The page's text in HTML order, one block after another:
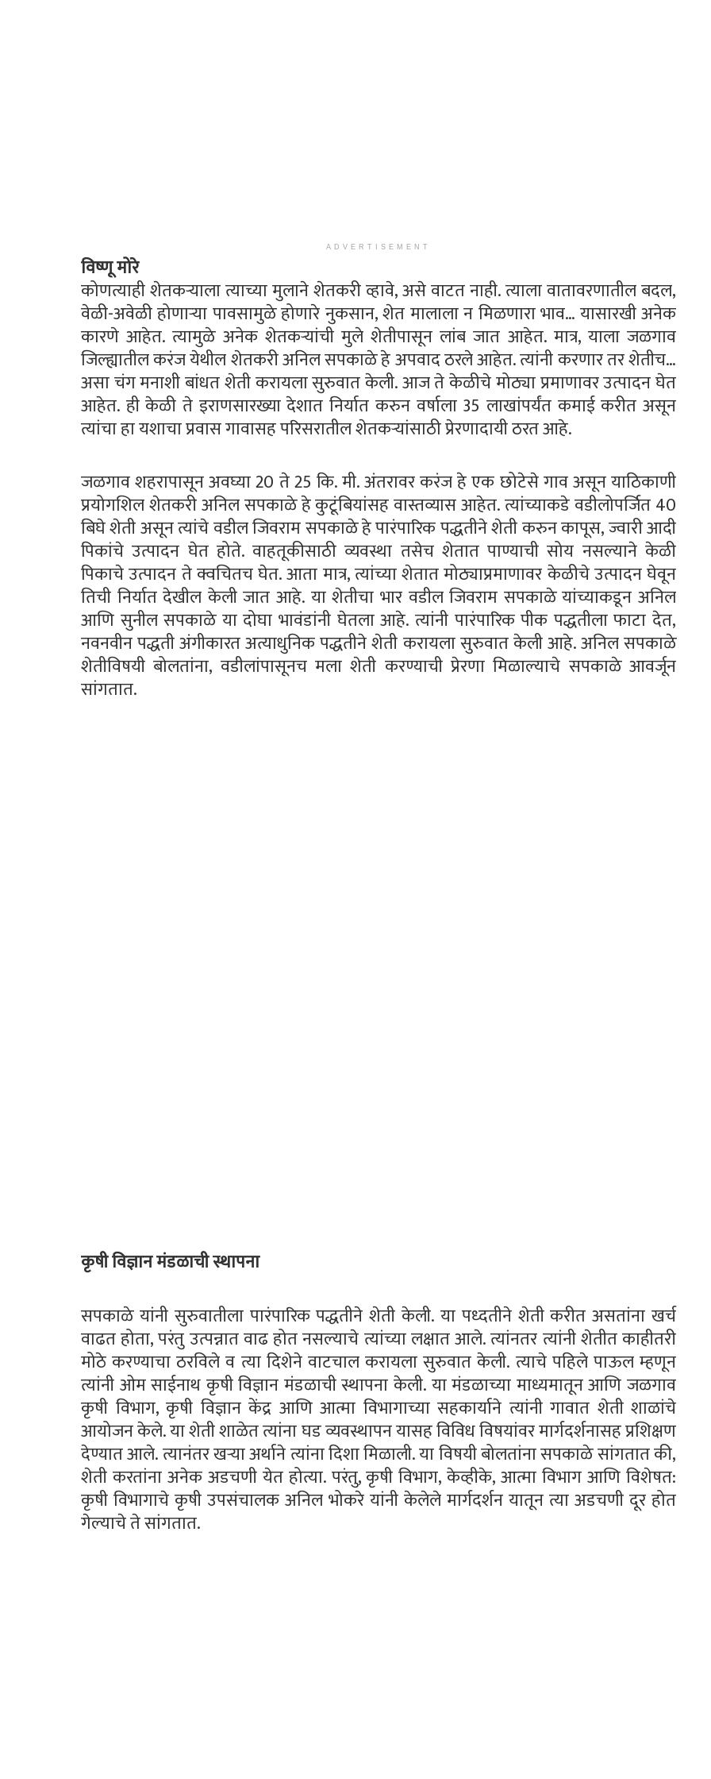
ADVERTISEMENT
विष्णू मोरे
कोणत्याही शेतकर्‍याला त्याच्या मुलाने शेतकरी व्हावे, असे वाटत नाही. त्याला वातावरणातील बदल,
वेळी-अवेळी होणार्‍या पावसामुळे होणारे नुकसान, शेत मालाला न मिळणारा भाव… यासारखी अनेक
कारणे आहेत. त्यामुळे अनेक शेतकर्‍यांची मुले शेतीपासून लांब जात आहेत. मात्र, याला जळगाव
जिल्ह्यातील करंज येथील शेतकरी अनिल सपकाळे हे अपवाद ठरले आहेत. त्यांनी करणार तर शेतीच…
असा चंग मनाशी बांधत शेती करायला सुरुवात केली. आज ते केळीचे मोठ्या प्रमाणावर उत्पादन घेत
आहेत. ही केळी ते इराणसारख्या देशात निर्यात करुन वर्षाला 35 लाखांपर्यंत कमाई करीत असून
त्यांचा हा यशाचा प्रवास गावासह परिसरातील शेतकर्‍यांसाठी प्रेरणादायी ठरत आहे.
जळगाव शहरापासून अवघ्या 20 ते 25 कि. मी. अंतरावर करंज हे एक छोटेसे गाव असून याठिकाणी
प्रयोगशिल शेतकरी अनिल सपकाळे हे कुटूंबियांसह वास्तव्यास आहेत. त्यांच्याकडे वडीलोपर्जित 40
बिघे शेती असून त्यांचे वडील जिवराम सपकाळे हे पारंपारिक पद्धतीने शेती करुन कापूस, ज्वारी आदी
पिकांचे उत्पादन घेत होते. वाहतूकीसाठी व्यवस्था तसेच शेतात पाण्याची सोय नसल्याने केळी
पिकाचे उत्पादन ते क्वचितच घेत. आता मात्र, त्यांच्या शेतात मोठ्याप्रमाणावर केळीचे उत्पादन घेवून
तिची निर्यात देखील केली जात आहे. या शेतीचा भार वडील जिवराम सपकाळे यांच्याकडून अनिल
आणि सुनील सपकाळे या दोघा भावंडांनी घेतला आहे. त्यांनी पारंपारिक पीक पद्धतीला फाटा देत,
नवनवीन पद्धती अंगीकारत अत्याधुनिक पद्धतीने शेती करायला सुरुवात केली आहे. अनिल सपकाळे
शेतीविषयी बोलतांना, वडीलांपासूनच मला शेती करण्याची प्रेरणा मिळाल्याचे सपकाळे आवर्जून
सांगतात.
कृषी विज्ञान मंडळाची स्थापना
सपकाळे यांनी सुरुवातीला पारंपारिक पद्धतीने शेती केली. या पध्दतीने शेती करीत असतांना खर्च
वाढत होता, परंतु उत्पन्नात वाढ होत नसल्याचे त्यांच्या लक्षात आले. त्यांनतर त्यांनी शेतीत काहीतरी
मोठे करण्याचा ठरविले व त्या दिशेने वाटचाल करायला सुरुवात केली. त्याचे पहिले पाऊल म्हणून
त्यांनी ओम साईनाथ कृषी विज्ञान मंडळाची स्थापना केली. या मंडळाच्या माध्यमातून आणि जळगाव
कृषी विभाग, कृषी विज्ञान केंद्र आणि आत्मा विभागाच्या सहकार्याने त्यांनी गावात शेती शाळांचे
आयोजन केले. या शेती शाळेत त्यांना घड व्यवस्थापन यासह विविध विषयांवर मार्गदर्शनासह प्रशिक्षण
देण्यात आले. त्यानंतर खर्‍या अर्थाने त्यांना दिशा मिळाली. या विषयी बोलतांना सपकाळे सांगतात की,
शेती करतांना अनेक अडचणी येत होत्या. परंतु, कृषी विभाग, केव्हीके, आत्मा विभाग आणि विशेषत:
कृषी विभागाचे कृषी उपसंचालक अनिल भोकरे यांनी केलेले मार्गदर्शन यातून त्या अडचणी दूर होत
गेल्याचे ते सांगतात.